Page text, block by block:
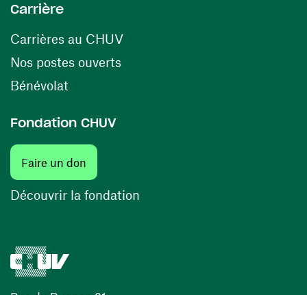
Carrière
Carrières au CHUV(ouvre une nouvelle fenêtre)
Nos postes ouverts(ouvre une nouvelle fenêtre)
Bénévolat
Fondation CHUV
Faire un don
Découvrir la fondation